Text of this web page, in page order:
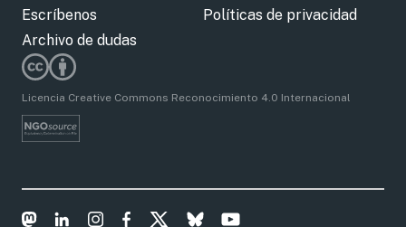
Escríbenos
Archivo de dudas
Políticas de privacidad
Licencia Creative Commons Reconocimiento 4.0 Internacional